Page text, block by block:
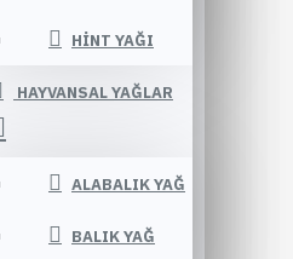
HINT YAĞI
HAYVANSAL YAĞLAR
ALABALIK YAĞ
BALIK YAĞ